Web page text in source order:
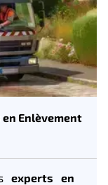
Enlèvement
experts en